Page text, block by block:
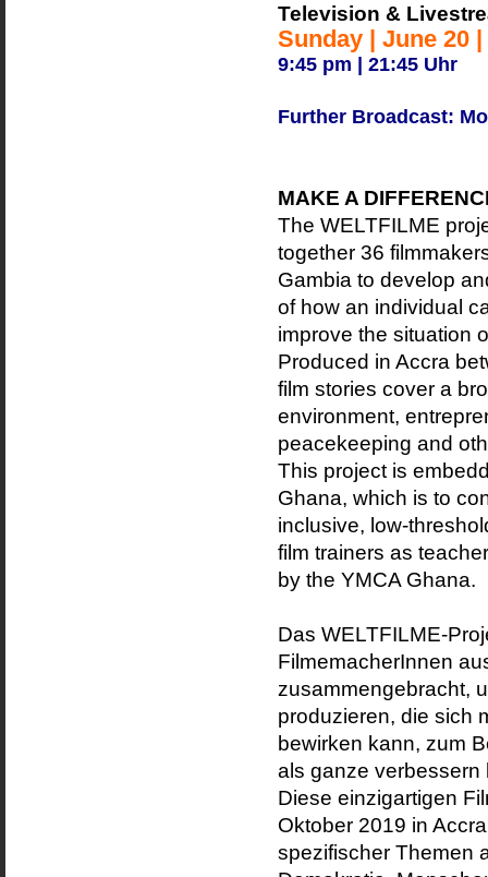
Television &
Sunday | June 20 |
9:45 pm | 21:45 Uhr
Further Broadcast:
MAKE A
The WELTFILME
together 36
Gambia to develop
of how an individual
improve the situation
Produced in Accra
film stories cover a
environment,
peacekeeping and
This project is
Ghana, which is to
inclusive, low-
film trainers as
by the YMCA Ghana.
Das WELTFILME-
FilmemacherInnen
zusammengebracht,
produzieren, die sich
bewirken kann, zum
als ganze verbessern
Diese einzigartigen
Oktober 2019 in
spezifischer Themen